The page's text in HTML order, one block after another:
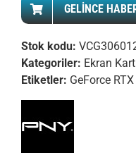
GELINCE
Stok kodu:
Kategoriler: Ekran
Etiketler: GeForce